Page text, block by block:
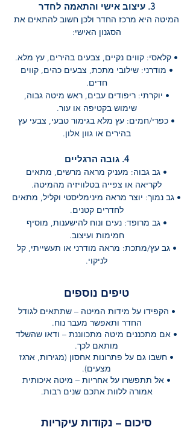
3. עיצוב אישי והתאמה לחדר
המיטה היא מרכז החדר ולכן חשוב להתאים את
הסגנון האישי:
• קלאסי: קווים נקיים, צבעים בהירים, עץ מלא.
• מודרני: שילובי מתכת, צבעים כהים, קווים
חדים.
• יוקרתי: ריפודים עבים, ראש מיטה גבוה,
שימוש בקטיפה או עור.
• כפרי/חמים: עץ מלא בגימור טבעי, צבעי עץ
בהירים או גוון אלון.
4. גובה הרגליים
• גב גבוה: מעניק מראה מרשים, מתאים
לקריאה או צפייה בטלוויזיה מהמיטה.
• גב נמוך: יוצר מראה מינימליסטי וקליל, מתאים
לחדרים קטנים.
• גב מרופד: נעים ונוח להישענות, מוסיף
חמימות ועיצוב.
• גב עץ/מתכת: מראה מודרני או תעשייתי, קל
לניקוי.
טיפים נוספים
• הקפידו על מידות המיטה – שתתאים לגודל
החדר ותאפשר מעבר נוח.
• אם מתכננים מיטה מתכווננת – ודאו שהשלד
מותאם לכך.
• חשבו גם על פתרונות אחסון (מגירות, ארגז
מצעים).
• אל תתפשרו על אחריות – מיטה איכותית
אמורה ללוות אתכם שנים רבות.
סיכום – נקודות עיקריות